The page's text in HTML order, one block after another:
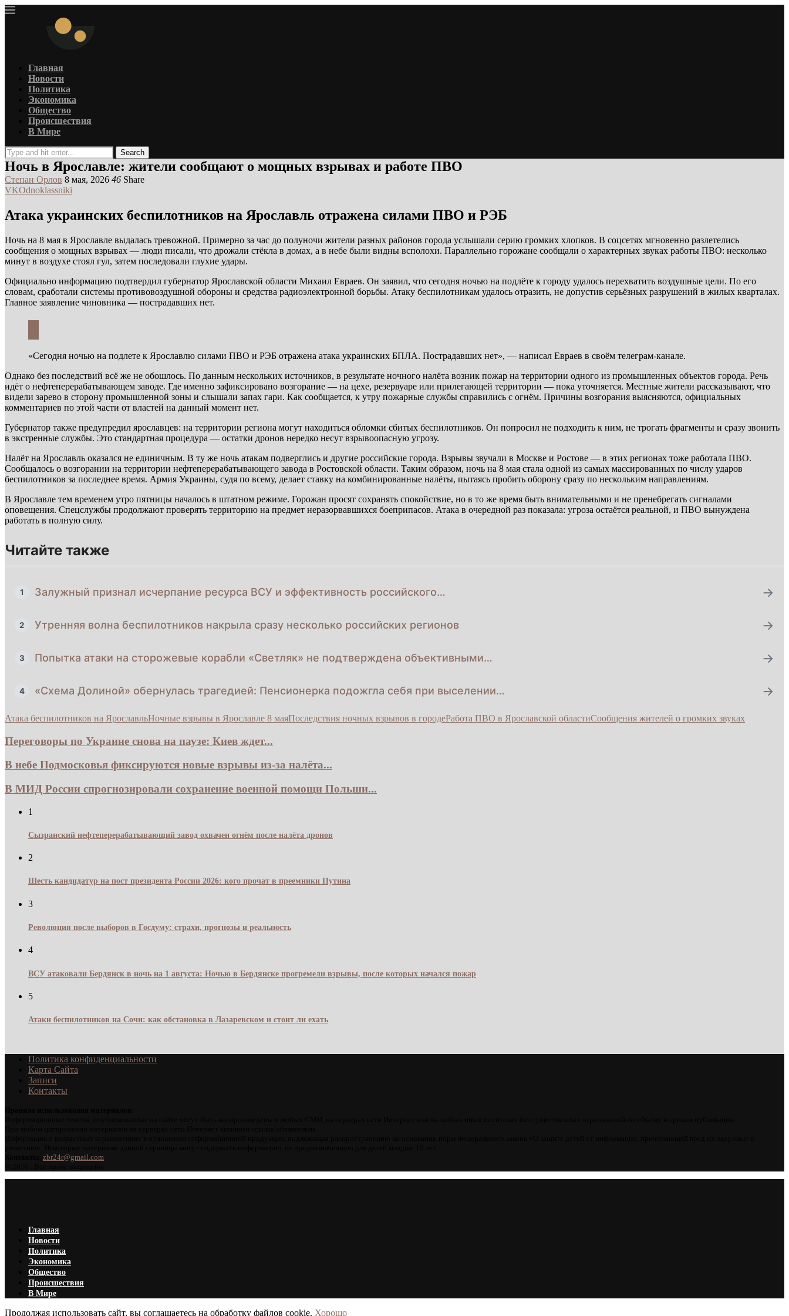
Главная
Новости
Политика
Экономика
Общество
Происшествия
В Мире
Search
Ночь в Ярославле: жители сообщают о мощных взрывах и работе ПВО
Степан Орлов 8 мая, 2026 46 Share
VKOdnoklassniki
Атака украинских беспилотников на Ярославль отражена силами ПВО и РЭБ
Ночь на 8 мая в Ярославле выдалась тревожной. Примерно за час до полуночи жители разных районов города услышали серию громких хлопков. В соцсетях мгновенно разлетелись
сообщения о мощных взрывах — люди писали, что дрожали стёкла в домах, а в небе были видны всполохи. Параллельно горожане сообщали о характерных звуках работы ПВО: несколько
минут в воздухе стоял гул, затем последовали глухие удары.
Официально информацию подтвердил губернатор Ярославской области Михаил Евраев. Он заявил, что сегодня ночью на подлёте к городу удалось перехватить воздушные цели. По его
словам, сработали системы противовоздушной обороны и средства радиоэлектронной борьбы. Атаку беспилотникам удалось отразить, не допустив серьёзных разрушений в жилых кварталах.
Главное заявление чиновника — пострадавших нет.
«Сегодня ночью на подлете к Ярославлю силами ПВО и РЭБ отражена атака украинских БПЛА. Пострадавших нет», — написал Евраев в своём телеграм-канале.
Однако без последствий всё же не обошлось. По данным нескольких источников, в результате ночного налёта возник пожар на территории одного из промышленных объектов города. Речь
идёт о нефтеперерабатывающем заводе. Где именно зафиксировано возгорание — на цехе, резервуаре или прилегающей территории — пока уточняется. Местные жители рассказывают, что
видели зарево в сторону промышленной зоны и слышали запах гари. Как сообщается, к утру пожарные службы справились с огнём. Причины возгорания выясняются, официальных
комментариев по этой части от властей на данный момент нет.
Губернатор также предупредил ярославцев: на территории региона могут находиться обломки сбитых беспилотников. Он попросил не подходить к ним, не трогать фрагменты и сразу звонить
в экстренные службы. Это стандартная процедура — остатки дронов нередко несут взрывоопасную угрозу.
Налёт на Ярославль оказался не единичным. В ту же ночь атакам подверглись и другие российские города. Взрывы звучали в Москве и Ростове — в этих регионах тоже работала ПВО.
Сообщалось о возгорании на территории нефтеперерабатывающего завода в Ростовской области. Таким образом, ночь на 8 мая стала одной из самых массированных по числу ударов
беспилотников за последнее время. Армия Украины, судя по всему, делает ставку на комбинированные налёты, пытаясь пробить оборону сразу по нескольким направлениям.
В Ярославле тем временем утро пятницы началось в штатном режиме. Горожан просят сохранять спокойствие, но в то же время быть внимательными и не пренебрегать сигналами
оповещения. Спецслужбы продолжают проверять территорию на предмет неразорвавшихся боеприпасов. Атака в очередной раз показала: угроза остаётся реальной, и ПВО вынуждена
работать в полную силу.
Читайте также
1 Залужный признал исчерпание ресурса ВСУ и эффективность российского… →
2 Утренняя волна беспилотников накрыла сразу несколько российских регионов →
3 Попытка атаки на сторожевые корабли «Светляк» не подтверждена объективными… →
4 «Схема Долиной» обернулась трагедией: Пенсионерка подожгла себя при выселении… →
Атака беспилотников на ЯрославльНочные взрывы в Ярославле 8 маяПоследствия ночных взрывов в городеРабота ПВО в Ярославской областиСообщения жителей о громких звуках
Переговоры по Украине снова на паузе: Киев ждет...
В небе Подмосковья фиксируются новые взрывы из-за налёта...
В МИД России спрогнозировали сохранение военной помощи Польши...
1
Сызранский нефтеперерабатывающий завод охвачен огнём после налёта дронов
2
Шесть кандидатур на пост президента России 2026: кого прочат в преемники Путина
3
Революция после выборов в Госдуму: страхи, прогнозы и реальность
4
ВСУ атаковали Бердянск в ночь на 1 августа: Ночью в Бердянске прогремели взрывы, после которых начался пожар
5
Атаки беспилотников на Сочи: как обстановка в Лазаревском и стоит ли ехать
Политика конфиденциальности
Карта Сайта
Записи
Контакты
zbr24r@gmail.com
Главная
Новости
Политика
Экономика
Общество
Происшествия
В Мире
Продолжая использовать сайт, вы соглашаетесь на обработку файлов cookie. Хорошо